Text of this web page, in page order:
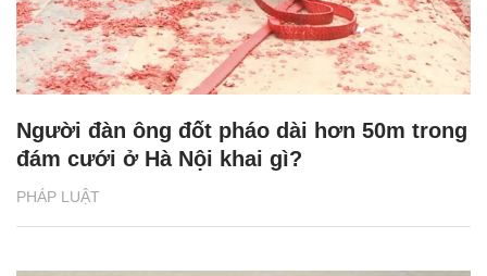
PHÁP LUẬT
Người đàn ông đốt pháo dài hơn 50m trong
đám cưới ở Hà Nội khai gì?